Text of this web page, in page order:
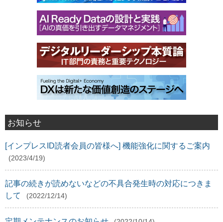
お知らせ
[インプレスID読者会員の皆様へ] 機能強化に関するご案内
(2023/4/19)
記事の続きが読めないなどの不具合発生時の対応につきま
して
(2022/12/14)